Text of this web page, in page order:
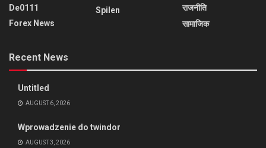
De0111
Forex News
Spilen
राजनीति
सामाजिक
Recent News
Untitled
AUGUST 6, 2026
Wprowadzenie do twindor
AUGUST 3, 2026